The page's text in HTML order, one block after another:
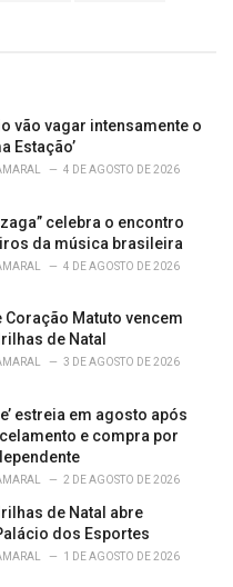
vão vagar intensamente o
Estação’
4 DE AGOSTO DE 2026
celebra o encontro
da música brasileira
4 DE AGOSTO DE 2026
Coração Matuto vencem
de Natal
3 DE AGOSTO DE 2026
estreia em agosto após
e compra por
2 DE AGOSTO DE 2026
de Natal abre
dos Esportes
1 DE AGOSTO DE 2026